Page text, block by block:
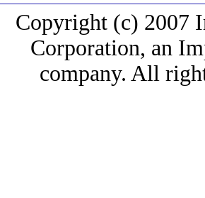
Copyright (c) 2007
Corporation, an
company. All